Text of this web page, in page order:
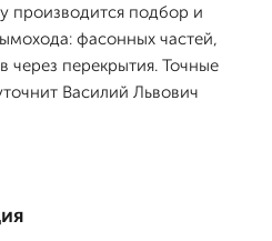
производится подбор и
фасонных частей,
через перекрытия. Точные
Василий Львович